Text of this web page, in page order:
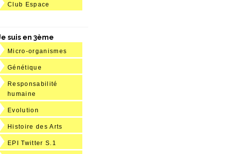
Club Espace
suis en 3ème
Micro-organismes
Génétique
Responsabilité
humaine
Evolution
Histoire des Arts
EPI Twitter S.1